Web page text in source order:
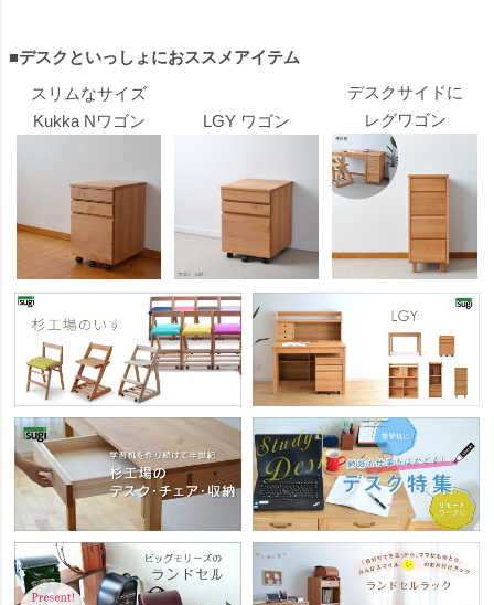
■デスクといっしょにおススメアイテム
スリムなサイズ
Kukka Nワゴン
LGY ワゴン
デスクサイドに
レグワゴン